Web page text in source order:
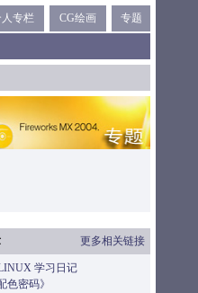
专栏 CG绘画 专题
更多相关链接
学习日记
色密码》